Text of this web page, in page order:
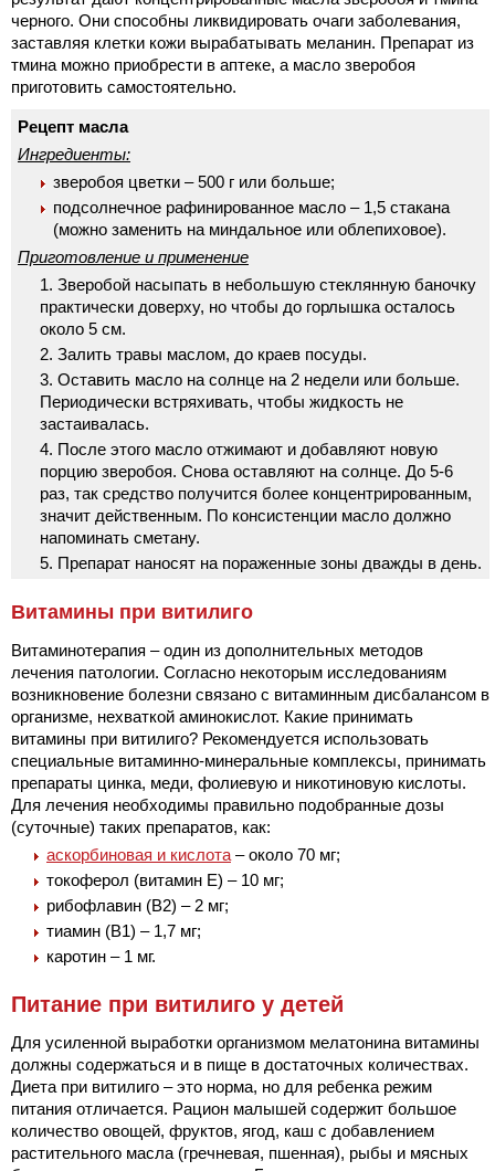
черного. Они способны ликвидировать очаги заболевания,
заставляя клетки кожи вырабатывать меланин. Препарат из
тмина можно приобрести в аптеке, а масло зверобоя
приготовить самостоятельно.
Рецепт масла
Ингредиенты:
зверобоя цветки – 500 г или больше;
подсолнечное рафинированное масло – 1,5 стакана
(можно заменить на миндальное или облепиховое).
Приготовление и применение
Зверобой насыпать в небольшую стеклянную баночку
практически доверху, но чтобы до горлышка осталось
около 5 см.
Залить травы маслом, до краев посуды.
Оставить масло на солнце на 2 недели или больше.
Периодически встряхивать, чтобы жидкость не
застаивалась.
После этого масло отжимают и добавляют новую
порцию зверобоя. Снова оставляют на солнце. До 5-6
раз, так средство получится более концентрированным,
значит действенным. По консистенции масло должно
напоминать сметану.
Препарат наносят на пораженные зоны дважды в день.
Витамины при витилиго
Витаминотерапия – один из дополнительных методов
лечения патологии. Согласно некоторым исследованиям
возникновение болезни связано с витаминным дисбалансом в
организме, нехваткой аминокислот. Какие принимать
витамины при витилиго? Рекомендуется использовать
специальные витаминно-минеральные комплексы, принимать
препараты цинка, меди, фолиевую и никотиновую кислоты.
Для лечения необходимы правильно подобранные дозы
(суточные) таких препаратов, как:
аскорбиновая и кислота– около 70 мг;
токоферол (витамин Е) – 10 мг;
рибофлавин (В2) – 2 мг;
тиамин (В1) – 1,7 мг;
каротин – 1 мг.
Питание при витилиго у детей
Для усиленной выработки организмом мелатонина витамины
должны содержаться и в пище в достаточных количествах.
Диета при витилиго – это норма, но для ребенка режим
питания отличается. Рацион малышей содержит большое
количество овощей, фруктов, ягод, каш с добавлением
растительного масла (гречневая, пшенная), рыбы и мясных